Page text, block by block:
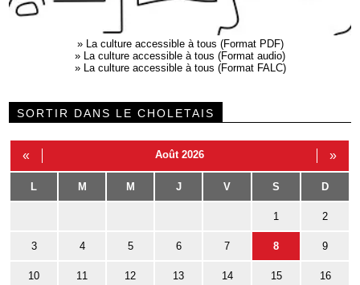
»
La culture accessible à tous (Format PDF)
»
La culture accessible à tous (Format audio)
»
La culture accessible à tous (Format FALC)
SORTIR DANS LE CHOLETAIS
« Août 2026 »
L M M J V S D
1 2
3 4 5 6 7 8 9
10 11 12 13 14 15 16